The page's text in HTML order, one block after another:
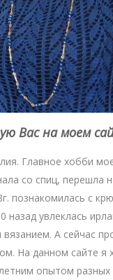
Вас на моем
Главное хобби
со спиц, перешла
познакомилась с
назад увлеклась
вязанием. А сейчас
На данном сайте я
опытом разных